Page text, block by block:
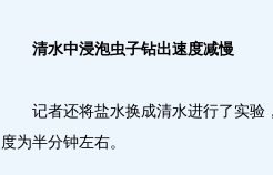
清水中浸泡虫子钻出速度减慢
记者还将盐水换成清水进行了实验
度为半分钟左右。